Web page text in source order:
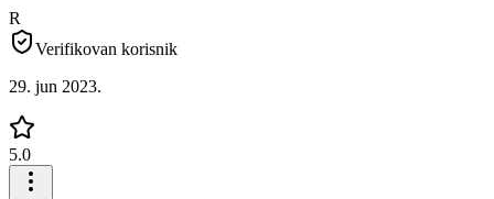
R
Verifikovan korisnik
29. jun 2023.
5.0